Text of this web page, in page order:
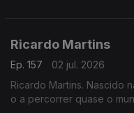
Ricardo Martins
Ep. 157
02 jul. 2026
Ricardo Martins. Nascido
o a percorrer quase o